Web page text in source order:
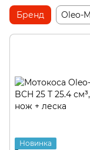
Бренд Oleo-
Новинка